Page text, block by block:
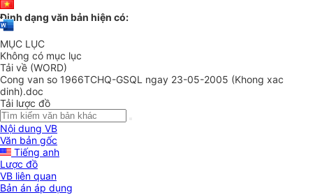
Định dạng văn bản hiện có:
MỤC LỤC
Không có mục lục
Tải về (WORD)
Cong van so 1966TCHQ-GSQL ngay 23-05-2005 (Khong xac
dinh).doc
Tải lược đồ
Nội dung VB
Văn bản gốc
Tiếng anh
Lược đồ
VB liên quan
Bản án áp dụng